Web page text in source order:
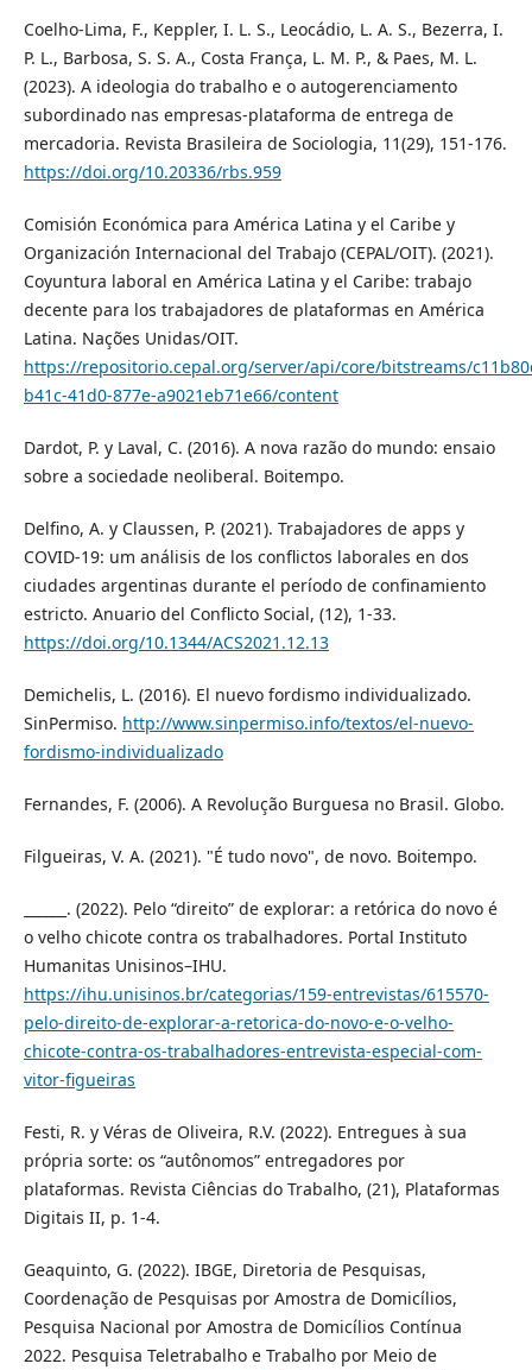
Coelho-Lima, F., Keppler, I. L. S., Leocádio, L. A. S., Bezerra, I.
P. L., Barbosa, S. S. A., Costa França, L. M. P., & Paes, M. L.
(2023). A ideologia do trabalho e o autogerenciamento
subordinado nas empresas-plataforma de entrega de
mercadoria. Revista Brasileira de Sociologia, 11(29), 151-176.
https://doi.org/10.20336/rbs.959
Comisión Económica para América Latina y el Caribe y
Organización Internacional del Trabajo (CEPAL/OIT). (2021).
Coyuntura laboral en América Latina y el Caribe: trabajo
decente para los trabajadores de plataformas en América
Latina. Nações Unidas/OIT.
https://repositorio.cepal.org/server/api/core/bitstreams/
b41c-41d0-877e-a9021eb71e66/content
Dardot, P. y Laval, C. (2016). A nova razão do mundo: ensaio
sobre a sociedade neoliberal. Boitempo.
Delfino, A. y Claussen, P. (2021). Trabajadores de apps y
COVID-19: um análisis de los conflictos laborales en dos
ciudades argentinas durante el período de confinamiento
estricto. Anuario del Conflicto Social, (12), 1-33.
https://doi.org/10.1344/ACS2021.12.13
Demichelis, L. (2016). El nuevo fordismo individualizado.
SinPermiso. http://www.sinpermiso.info/textos/el-nuevo-
fordismo-individualizado
Fernandes, F. (2006). A Revolução Burguesa no Brasil. Globo.
Filgueiras, V. A. (2021). "É tudo novo", de novo. Boitempo.
______. (2022). Pelo “direito” de explorar: a retórica do novo é
o velho chicote contra os trabalhadores. Portal Instituto
Humanitas Unisinos–IHU.
https://ihu.unisinos.br/categorias/159-entrevistas/615570-
pelo-direito-de-explorar-a-retorica-do-novo-e-o-velho-
chicote-contra-os-trabalhadores-entrevista-especial-com-
vitor-figueiras
Festi, R. y Véras de Oliveira, R.V. (2022). Entregues à sua
própria sorte: os “autônomos” entregadores por
plataformas. Revista Ciências do Trabalho, (21), Plataformas
Digitais II, p. 1-4.
Geaquinto, G. (2022). IBGE, Diretoria de Pesquisas,
Coordenação de Pesquisas por Amostra de Domicílios,
Pesquisa Nacional por Amostra de Domicílios Contínua
2022. Pesquisa Teletrabalho e Trabalho por Meio de